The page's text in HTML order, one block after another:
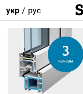
укр рус